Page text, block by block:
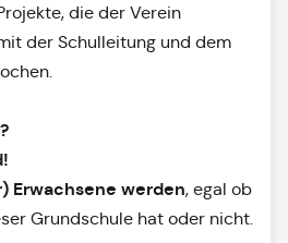
die der Verein
der Schulleitung und dem
Erwachsene werden, egal ob
Grundschule hat oder nicht.